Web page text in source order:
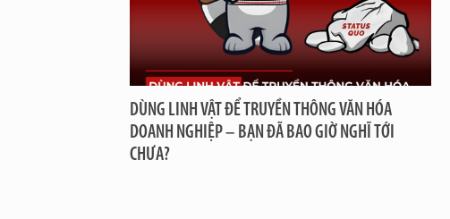
DÙNG LINH VẬT ĐỂ TRUYỀN THÔNG VĂN HÓA
DOANH NGHIỆP – BẠN ĐÃ BAO GIỜ NGHĨ TỚI
CHƯA?